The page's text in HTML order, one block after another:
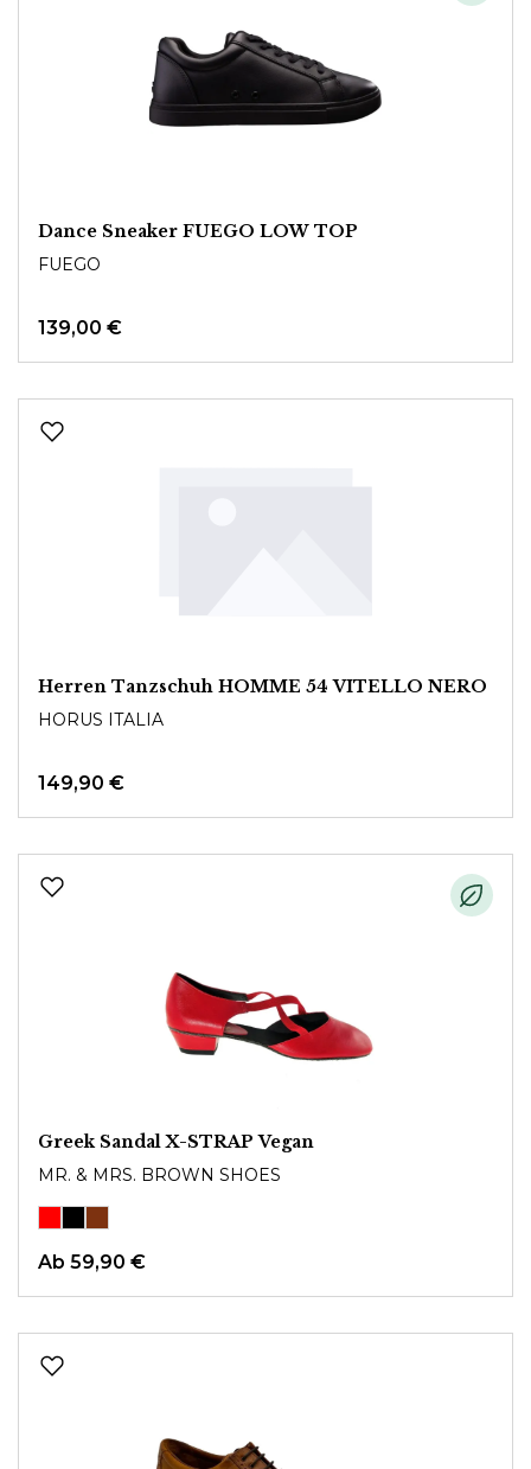
Dance Sneaker FUEGO LOW TOP
FUEGO
139,00 €
Herren Tanzschuh HOMME 54 VITELLO NERO
HORUS ITALIA
149,90 €
Greek Sandal X-STRAP Vegan
MR. & MRS. BROWN SHOES
Ab 59,90 €